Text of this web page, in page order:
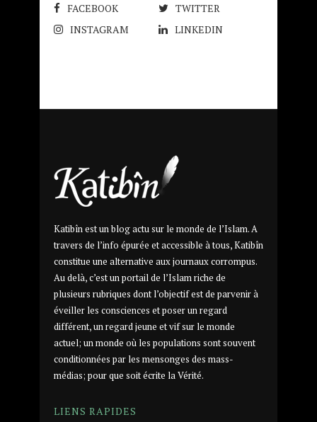
FACEBOOK
TWITTER
INSTAGRAM
LINKEDIN
Katibîn est un blog actu sur le monde de l’Islam. A
travers de l’info épurée et accessible à tous, Katibîn
constitue une alternative aux journaux corrompus.
Au delà, c’est un portail de l’Islam riche de
plusieurs rubriques dont l’objectif est de parvenir à
éveiller les consciences et poser un regard
différent, un regard jeune et vif sur le monde
actuel; un monde où les populations sont souvent
conditionnées par les mensonges des mass-
médias; pour que soit écrite la Vérité.
LIENS RAPIDES